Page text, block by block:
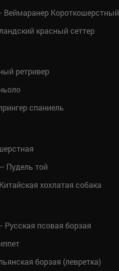
Веймаранер Короткошерстный
красный сеттер
ретривер
спаниель
Пудель той
хохлатая собака
псовая борзая
борзая (левретка)